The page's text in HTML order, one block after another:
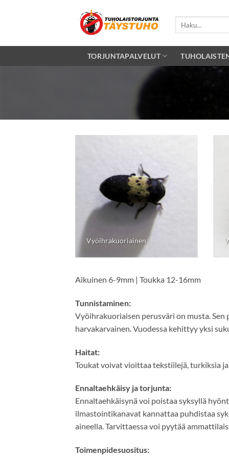
TORJUNTAPALVELUT
Vyöihrakuoriainen
Aikuinen 6-9mm | Toukka 12-16mm
Tunnistaminen:
Vyöihrakuoriaisen perusväri on musta.
harvakarvainen. Vuodessa kehittyy yksi
Haitat:
Toukat voivat vioittaa tekstiilejä, turkiksia ja
Ennaltaehkäisy ja torjunta:
Ennaltaehkäisynä voi poistaa syksyllä
ilmastointikanavat kannattaa puhdistaa
aineella. Tarvittaessa voi pyytää
Toimenpidesuositus: